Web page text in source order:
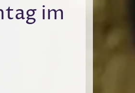
im